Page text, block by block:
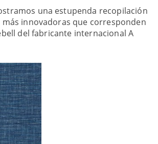
una estupenda recopilación
más innovadoras que corresponden
del fabricante internacional A